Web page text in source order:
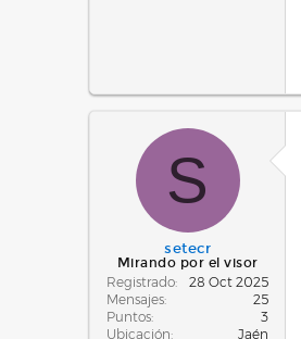
S
setecr
Mirando por el visor
Registrado
28 Oct 2025
Mensajes
25
Puntos
3
Ubicación
Jaén